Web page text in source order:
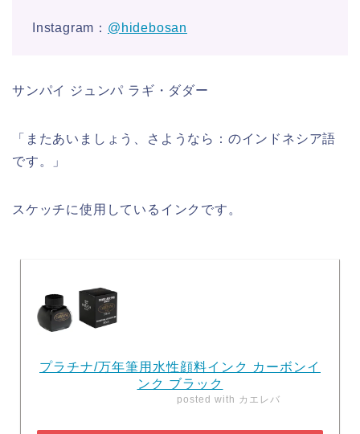
Instagram： @hidebosan
サンパイ ジュンパ ラギ・ダダー
「またあいましょう、さようなら：のインドネシア語
です。」
スケッチに使用しているインクです。
プラチナ/万年筆用水性顔料インク カーボンイ
ンク ブラック
posted with カエレバ